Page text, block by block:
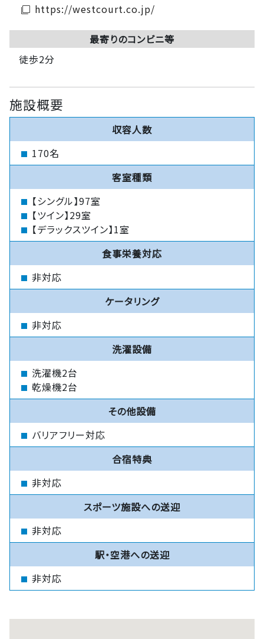
filter_none https://westcourt.co.jp/
最寄りのコンビニ等
徒歩2分
施設概要
収容人数
170名
客室種類
【シングル】97室
【ツイン】29室
【デラックスツイン】1室
食事栄養対応
非対応
ケータリング
非対応
洗濯設備
洗濯機2台
乾燥機2台
その他設備
バリアフリー対応
合宿特典
非対応
スポーツ施設への送迎
非対応
駅・空港への送迎
非対応